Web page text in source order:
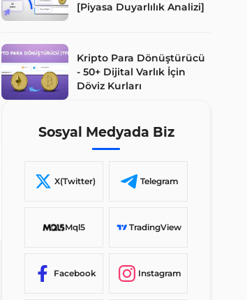
[Piyasa Duyarlılık Analizi]
Kripto Para Dönüştürücü
- 50+ Dijital Varlık İçin
Döviz Kurları
Sosyal Medyada Biz
X(Twitter) Telegram
Mql5 TradingView
Facebook Instagram